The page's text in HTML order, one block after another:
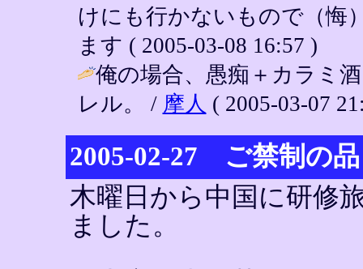
けにも行かないもので（悔
ます ( 2005-03-08 16:57 )
俺の場合、愚痴＋カラミ
レル。 / 摩人 ( 2005-03-07
2005-02-27 ご禁制の品
木曜日から中国に研修
ました。